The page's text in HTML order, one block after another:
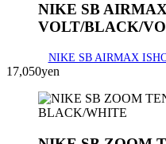
NIKE SB
VOLT/BLACK/
NIKE SB AIRMAX
17,050yen